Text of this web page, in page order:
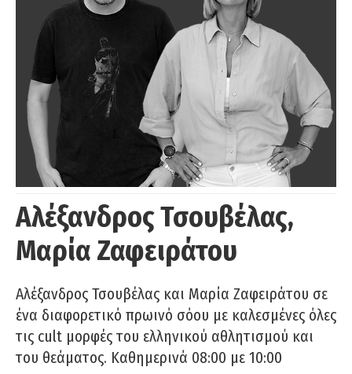
Αλέξανδρος Τσουβέλας,
Μαρία Ζαφειράτου
Αλέξανδρος Τσουβέλας και Μαρία Ζαφειράτου σε
ένα διαφορετικό πρωινό σόου με καλεσμένες όλες
τις cult μορφές του ελληνικού αθλητισμού και
του θεάματος. Καθημερινά 08:00 με 10:00